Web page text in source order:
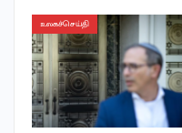
உலகச்செய்தி